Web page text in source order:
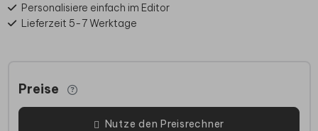
Personalisiere einfach im Editor
Lieferzeit 5-7 Werktage
Preise
Nutze den Preisrechner